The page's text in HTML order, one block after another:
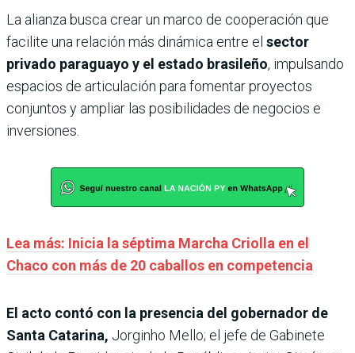
La alianza busca crear un marco de cooperación que
facilite una relación más dinámica entre el sector
privado paraguayo y el estado brasileño, impulsando
espacios de articulación para fomentar proyectos
conjuntos y ampliar las posibilidades de negocios e
inversiones.
Lea más: Inicia la séptima Marcha Criolla en el
Chaco con más de 20 caballos en competencia
El acto contó con la presencia del gobernador de
Santa Catarina, Jorginho Mello; el jefe de Gabinete